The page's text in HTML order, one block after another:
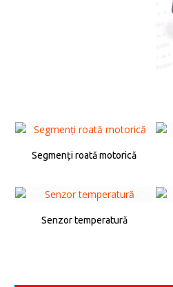
Segmenți roată motorică
Senzor temperatură